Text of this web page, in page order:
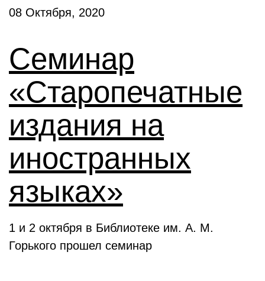
08 Октября, 2020
Семинар
«Старопечатные
издания на
иностранных
языках»
1 и 2 октября в Библиотеке им. А. М.
Горького прошел семинар